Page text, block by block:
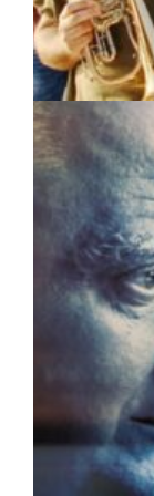
πριν από 4
Δήμος
στις
ΠΟΛΙΤΙΣΜΟΣ
Η Marko